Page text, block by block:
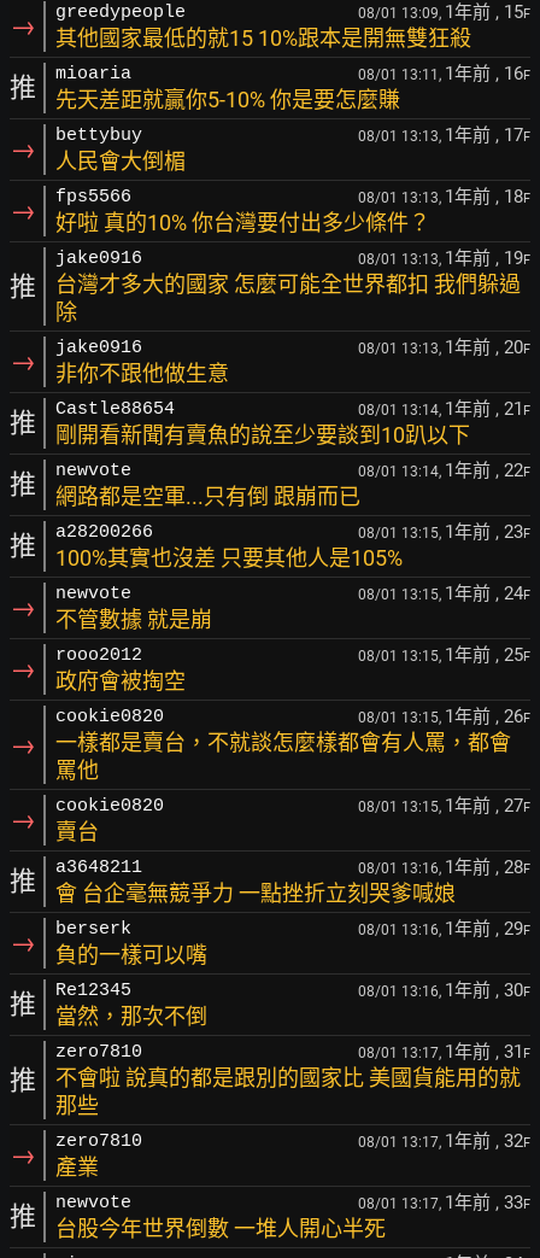
→ greedypeople 08/01 13:09, 1年前 , 15F
其他國家最低的就15 10%跟本是開無雙狂殺
推 mioaria 08/01 13:11, 1年前 , 16F
先天差距就贏你5-10% 你是要怎麼賺
→ bettybuy 08/01 13:13, 1年前 , 17F
人民會大倒楣
→ fps5566 08/01 13:13, 1年前 , 18F
好啦 真的10% 你台灣要付出多少條件？
推
jake0916 08/01 13:13, 1年前 , 19F
台灣才多大的國家 怎麼可能全世界都扣 我們躲過
除
→ jake0916 08/01 13:13, 1年前 , 20F
非你不跟他做生意
推 Castle88654 08/01 13:14, 1年前 , 21 F
剛開看新聞有賣魚的說至少要談到10趴以下
推 newvote 08/01 13:14, 1年前 , 22F
網路都是空軍...只有倒 跟崩而已
推 a28200266 08/01 13:15, 1年前 , 23F
100%其實也沒差 只要其他人是105%
→ newvote 08/01 13:15, 1年前 , 24F
不管數據 就是崩
→ rooo2012 08/01 13:15, 1年前 , 25F
政府會被掏空
→
cookie0820 08/01 13:15, 1年前 , 26F
一樣都是賣台，不就談怎麼樣都會有人罵，都會
罵他
→ cookie0820 08/01 13:15, 1年前 , 27F
賣台
推 a3648211 08/01 13:16, 1年前 , 28F
會 台企毫無競爭力 一點挫折立刻哭爹喊娘
→ berserk 08/01 13:16, 1年前 , 29F
負的一樣可以嘴
推 Re12345 08/01 13:16, 1年前 , 30F
當然，那次不倒
推
zero7810 08/01 13:17, 1年前 , 31 F
不會啦 說真的都是跟別的國家比 美國貨能用的就
那些
→ zero7810 08/01 13:17, 1年前 , 32F
產業
推 newvote 08/01 13:17, 1年前 , 33F
台股今年世界倒數 一堆人開心半死